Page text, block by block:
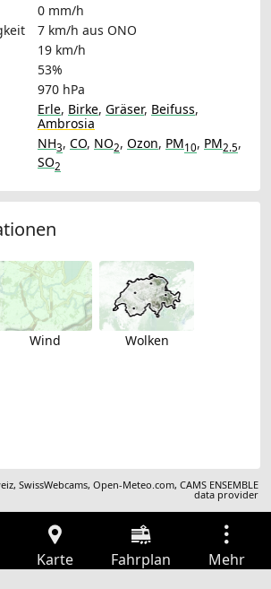
0 mm/h
7 km/h aus ONO
19 km/h
53%
970 hPa
Erle, Birke, Gräser, Beifuss,
Ambrosia
NH3, CO, NO2, Ozon, PM10, PM2.5,
SO2
Wind Wolken
,SwissWebcams,Open-Meteo.com,CAMS ENSEMBLE
data provider
Karte Fahrplan Mehr